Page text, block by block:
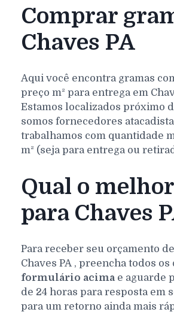
Comprar
Chaves PA
Aqui você encontra gramas
preço m² para entrega em
Estamos localizados próximo
somos fornecedores
trabalhamos com quantidade
m² (seja para entrega ou
Qual o
para Chaves
Para receber seu orçamento
Chaves PA , preencha todos os
formulário acima e aguarde
de 24 horas para resposta em
para um retorno ainda mais